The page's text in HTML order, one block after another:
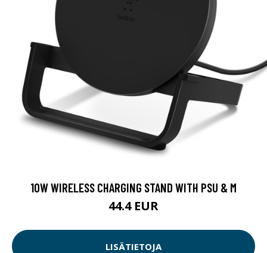
10W WIRELESS CHARGING STAND WITH PSU & M
44.4 EUR
LISÄTIETOJA